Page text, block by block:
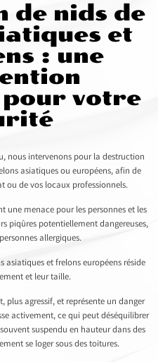
de nids de
et
: une
pour votre
nous intervenons pour la destruction
asiatiques ou européens, afin de
ou de vos locaux professionnels.
une menace pour les personnes et les
piqûres potentiellement dangereuses,
allergiques.
asiatiques et frelons européens réside
et leur taille.
plus agressif, et représente un danger
activement, ce qui peut déséquilibrer
suspendu en hauteur dans des
se loger sous des toitures.